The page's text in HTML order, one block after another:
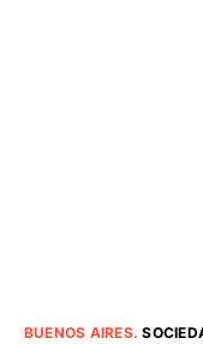
BUENOS AIRES.